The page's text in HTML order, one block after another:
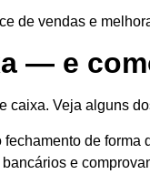
de vendas e
— e
caixa. Veja alguns
de forma
e